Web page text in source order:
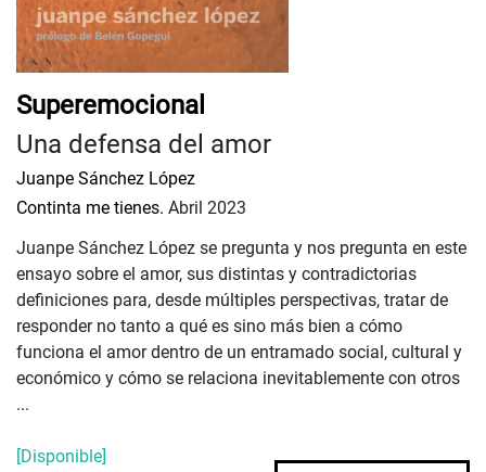
Superemocional
Una defensa del amor
Juanpe Sánchez López
Continta me tienes. Abril 2023
Juanpe Sánchez López se pregunta y nos pregunta en este
ensayo sobre el amor, sus distintas y contradictorias
definiciones para, desde múltiples perspectivas, tratar de
responder no tanto a qué es sino más bien a cómo
funciona el amor dentro de un entramado social, cultural y
económico y cómo se relaciona inevitablemente con otros
...
[Disponible]